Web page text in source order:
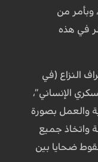
وبأمر من
في هذه
النزاع (في
الإنساني”،
والعمل بصورة
واتخاذ جميع
سقوط ضحايا بين